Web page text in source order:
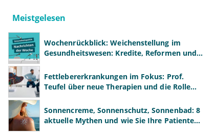
Meistgelesen
Wochenrückblick: Weichenstellung im
Gesundheitswesen: Kredite, Reformen und
Fettlebererkrankungen im Fokus: Prof.
Teufel über neue Therapien und die Rolle
Sonnencreme, Sonnenschutz, Sonnenbad: 8
aktuelle Mythen und wie Sie Ihre Patienten